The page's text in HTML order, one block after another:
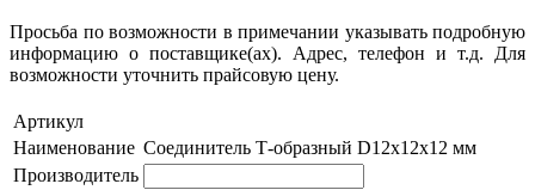
Просьба по возможности в примечании указывать подробную
информацию о поставщике(ах). Адрес, телефон и т.д. Для
возможности уточнить прайсовую цену.
Артикул
Наименование Соединитель Т-образный D12x12x12 мм
Производитель